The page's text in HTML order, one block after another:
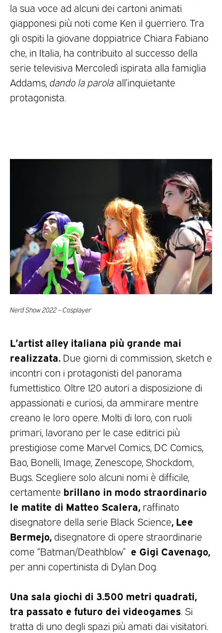
la sua voce ad alcuni dei cartoni animati
giapponesi più noti come Ken il guerriero. Tra
gli ospiti la giovane doppiatrice Chiara Fabiano
che, in Italia, ha contribuito al successo della
serie televisiva Mercoledì ispirata alla famiglia
Addams, dando la parola all’inquietante
protagonista.
Nerd Show 2022 – Cosplayer
L’artist alley italiana più grande mai
realizzata. Due giorni di commission, sketch e
incontri con i protagonisti del panorama
fumettistico. Oltre 120 autori a disposizione di
appassionati e curiosi, da ammirare mentre
creano le loro opere. Molti di loro, con ruoli
primari, lavorano per le case editrici più
prestigiose come Marvel Comics, DC Comics,
Bao, Bonelli, Image, Zenescope, Shockdom,
Bugs. Scegliere solo alcuni nomi è difficile,
certamente brillano in modo straordinario
le matite di Matteo Scalera, raffinato
disegnatore della serie Black Science, Lee
Bermejo, disegnatore di opere straordinarie
come “Batman/Deathblow” e Gigi Cavenago,
per anni copertinista di Dylan Dog.
Una sala giochi di 3.500 metri quadrati,
tra passato e futuro dei videogames . Si
tratta di uno degli spazi più amati dai visitatori.